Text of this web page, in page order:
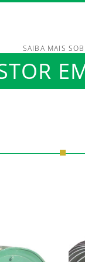
SAIBA MAIS